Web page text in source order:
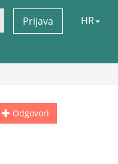
Prijava HR
Odgovori